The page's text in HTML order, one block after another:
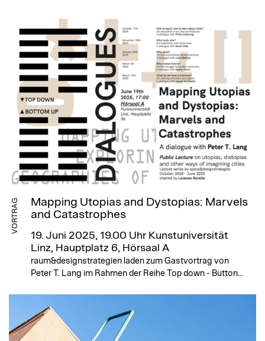
VORTRAG
Mapping Utopias and Dystopias: Marvels
and Catastrophes
19. Juni 2025, 19.00 Uhr Kunstuniversität
Linz, Hauptplatz 6, Hörsaal A
raum&designstrategien laden zum Gastvortrag von
Peter T. Lang im Rahmen der Reihe Top down - Button…